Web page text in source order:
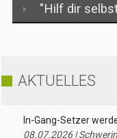
"Hilf dir
AKTUELLES
In-Gang-Setzer
08.07.2026 |